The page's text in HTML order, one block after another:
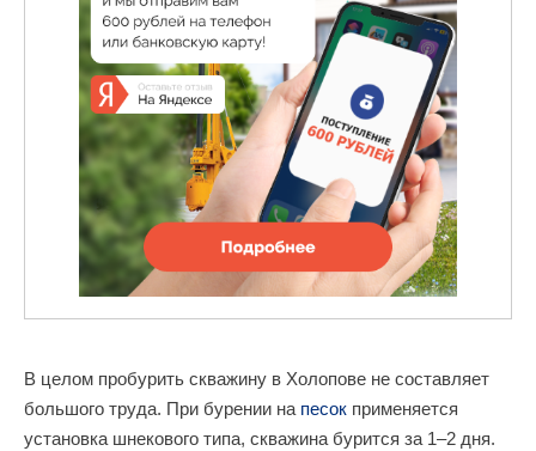
В целом пробурить скважину в Холопове не составляет
большого труда. При бурении на песок применяется
установка шнекового типа, скважина бурится за 1–2 дня.